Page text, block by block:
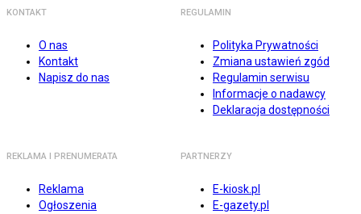
KONTAKT
O nas
Kontakt
Napisz do nas
REGULAMIN
Polityka Prywatności
Zmiana ustawień zgód
Regulamin serwisu
Informacje o nadawcy
Deklaracja dostępności
REKLAMA I PRENUMERATA
Reklama
Ogłoszenia
PARTNERZY
E-kiosk.pl
E-gazety.pl